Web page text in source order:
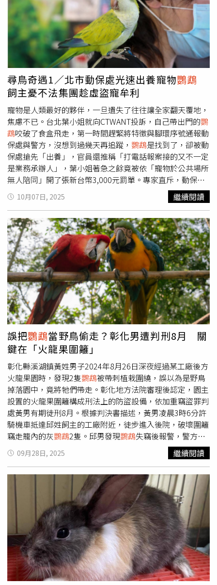
個月就達到5,000人附議門檻，農業部則保守回應，還需要
研議凝聚共識，短期不會貿然修法。各縣市動物收容所如何
給「浪浪」一個心安穩定的家並加速媒合出養，考驗縣市政
府的智慧。圖為高雄市長陳其邁（中）視察高雄市動物之家
情況。（圖／CTWant攝影組）台灣動物共生聯盟的發言人
柯元傑則不認同這類修法行為，他直指倡議喊出要「全面禁
止餵食浪浪」根本做不到。他舉例，像一般不肖家戶把「廚
餘」隨意棄置，會有《廢棄物清理法》行政罰問題，各縣市
環保稽查員更比動保稽查員多了數倍，卻仍難遏止廢棄物亂
丟問題；如今「愛爸」、「愛媽」（飼養浪浪者）一片好
心，修法方向卻反倒被更嚴格地以「刑事」問責，根本把比
例原則甩在一旁，「常常只是野生動物保護人士在發洩仇視
浪浪的情緒」他說得直白。柯元傑直指，其實愛爸、愛媽可
以成為社區浪浪的防護者與監視者，在與浪浪建立互動基礎
後，進一步協助TNVR（誘捕Trap、絕育Neuter、注射疫苗
Vaccinate、回置Return）浪浪，並成為地區浪浪的防衛者
與監視者，若有陌生的「浪浪」進入生態範圍，趕緊通報地
方動保處，以利回溯還沒洗掉的監視畫面，找到不肖棄養
者，防止棄養情況擴大。洪生動物醫院獸醫師曲維紀也坦
言，各縣市動保處雖然要獸醫師宣導「植晶片」甚或要求舉
報未植晶片的飼主，但有些飼主就是想省疫苗費、診療費等
緣故，老是不願帶犬貓去植晶片，第一線動物醫院也沒有公
權力，如果真有動保經費，不妨從這裡著手，正面宣傳植晶
片的好處，像是大幅提升走失寵物找回的機率，還能落實防
疫工方便寵物醫療及健康管理，讓毛孩活得更健康長久。不
少「愛爸」、「愛媽」發揮一己之力餵食流浪犬貓，如今卻
恐因修法面臨罰則，如何取得平衡，尚待社會凝聚共識。圖
非當事人。（圖／CTWant攝影組）台北市動保處動物救援
隊長林庭君也提醒，一般犬貓在法規上視為「特定寵物」，
飼主若老老實實植入晶片，即使真的走丟，絕大多數會被找
回來，各地動保處也可以依照晶片主動聯繫飼主；反而
鵡、烏龜等「異域寵物」因為法令沒要求晶片追蹤，所以若
沒自行裝設追蹤器，要找回來確實比較沒把握，也很難期待
各縣市動保處有人力聯繫失主，加上動物會移動，不保證乖
乖待在同一縣市，這時可以多通報幾個縣市，並以各縣市
「1999」縣市民熱線為正式通報途徑，才可以保證會立案
處理，也要勤上各縣市動保處官網「拾獲動物專區」隨時刷
新資訊，確保愛寵能找回來。
尋鳥奇遇1／北市動保處光速出養寵物鸚鵡
飼主憂不法集團趁虛盜寵牟利
寵物是人類最好的夥伴，一旦遺失了往往讓全家翻天覆地，
焦慮不已。台北葉小姐就向CTWANT投訴，自己帶出門的鸚
鵡咬破了食盒飛走，第一時間趕緊將特徵與腳環序號通報動
保處與警方，沒想到過幾天再追蹤， 鸚鵡是找到了，卻被動
保處搶先「出養」，官員還推稱「打電話報案接的又不一定
是業務承辦人」，葉小姐著急之餘竟被依「寵物於公共場所
無人陪同」開了張新台幣3,000元罰單。專家直斥，動保處
內部聯繫大亂，卻轉身以執法者姿態開鍘飼主，飼主應請求
國賠。9月底正中午台北市大安森林公園艷陽高照，39歲的
葉小姐為了防曬戴上口罩壓低了帽簷，眼神卻仍難掩怒火，
她帶著10個月的的鸚鵡女孩「哇撒米」重回遺失現場。她回
顧，4月20日正是春風如沐的好時節，當時自己共拎著3隻
鸚鵡想來逛花市「換氣」，而好動的哇撒米在行進間咬破了
食盒，一轉眼就往北方飛了出去。自己著急之餘，趕快聯繫
動保處與警方立案調查，並提供「哇沙米」外觀特徵與腳上
綁的流水數字，希望早日得到好消息。忐忑地過了兩個星
期，葉小姐5月2日二度致電動保處，發現4月22日「哇沙
米」早就被好心人送到動保處，隔周就光速媒合出養，根本
沒人通知葉小姐。動保處知道糗大了，才趕緊聯繫領養人
「還鳥來」，結果鸚鵡是還來了，動保處卻加碼開了張
3,000元罰單，載明葉小姐違反《動保法》第20條第1項
「寵物出入公共場所或公眾得出入之場所，應由七歲以上之
人伴同」相關規定，收到罰單的葉小姐直斥簡直是「挾怨報
復」並一再申訴，9月中卻收到了「訴願駁回」公文，無奈
之下只好訴諸輿論，也正考慮要不要提行政訴訟進一步救
濟。不少寵物常因飼主冷落或無力飼養而淪為「浪浪」，仰
仗善心人士餵食續命，卻容易因環境與安全問題造成社區居
民不快。（示意圖／人工智慧AI生成）葉小姐坦言，其實
「哇沙米」回來身邊已經很感謝，但動保處這種荒腔走板的
「出養」流程實在令人搖頭，這次是自己鍥而不捨強力追蹤
才要回寵物，過去不知多少苦主「上窮碧落下黃泉」找愛
寵，卻被動保單位搞烏龍當成無主寵物出養，且這種收養光
速效率「該不會有不法集團專門大量收養無主寵物吧？」她
不敢再想下去。專研《動保法》與動物救援多年的一名律師
就直指，葉小姐訴願被駁回後，可以在收到駁回處分書2個
月內，前往台北高等行政法院提起行政訴訟，不過依照過去
判決無論故意或過失都罰，其實非常嚴格，像有些飼主推稱
寵物是自行掙脫束縛而進一步打行政訴訟，法院也往往偏向
支持主管機關開罰而駁回。律師直指，依照葉小姐陳述，動
保處這次開罰應是以過失犯看待，這時可以從「過失」構成
要件中，主張已經履行注意義務把鸚鵡外出籠封好，根本無
10月07日, 2025 繼續閱讀
誤把鸚鵡當野鳥偷走？彰化男遭判刑8月 關
鍵在「火龍果圍籬」
彰化縣溪湖鎮黃姓男子2024年8月26日深夜經過某工廠後方
火龍果園時，發現2隻鸚鵡被帶刺植栽圍繞，誤以為是野鳥
掉落園中，竟將牠們帶走。彰化地方法院審理後認定，園主
設置的火龍果圍籬構成刑法上的防盜設備，依加重竊盜罪判
處黃男有期徒刑8月。根據判決書描述，黃男凌晨3時6分許
騎機車抵達邱姓飼主的工廠附近，徒步進入後院，破壞圍籬
竊走籠內的灰鸚鵡2隻。邱男發現鸚鵡失竊後報警，警方調
閱監視器循線將黃男逮捕。邱姓飼主表示，因
鸚鵡叫聲太吵
遭鄰居抱怨，才將
安置在火龍果園中。為防止遭竊，特
叫聲發現牠們被火龍果植栽圍住，以為
是外地飛來的野鳥，費力穿越帶刺植栽將 鸚鵡帶回，把玩2
日後因遭啄咬受傷便將其放生，並無販售圖利意圖。法院審
理時，關鍵爭點在於火龍果圍籬是否構成刑法上的安全設
備。法官引用最高法院判決意旨，認定依社會通常觀念足認
為防盜之設備即屬安全設備，且不以設在建築物上為限。判
決指出，現場照片顯示案發地點架設鐵網，高度略矮於成年
男子身高，鐵網上方以鐵皮及帶刺火龍果植栽圍起，足認該
等設備屬防盜設備。雖然黃男誤認鸚鵡為野鳥，但客觀上已
09月28日, 2025 繼續閱讀